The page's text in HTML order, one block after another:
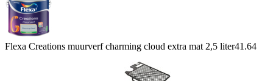
Flexa Creations muurverf charming cloud extra mat 2,5 liter41.64